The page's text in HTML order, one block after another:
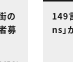
の
募
149
ns